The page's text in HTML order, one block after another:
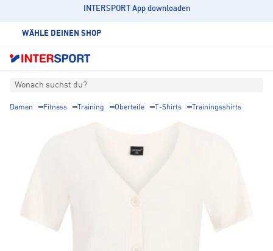
INTERSPORT App downloaden
WÄHLE DEINEN SHOP
Wonach suchst du?
Damen Fitness Training Oberteile T-Shirts Trainingsshirts